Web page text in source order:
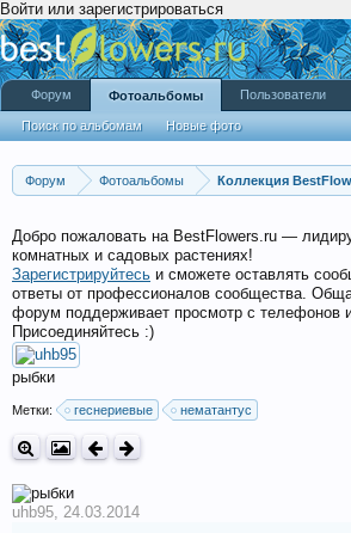
Войти или зарегистрироваться
Форум Фотоальбомы Коллекция
Добро пожаловать на BestFlowers.ru —
комнатных и садовых растениях!
Зарегистрируйтесь и сможете оставлять
ответы от профессионалов сообщества.
форум поддерживает просмотр с телефонов
Присоединяйтесь :)
рыбки
Метки: геснериевые нематантус
uhb95, 24.03.2014
Форум Фотоальбомы
Поиск по альбомам Новые фото
Пользователи